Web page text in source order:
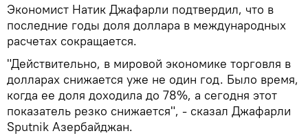
Экономист Натик Джафарли подтвердил, что в
последние годы доля доллара в международных
расчетах сокращается.
"Действительно, в мировой экономике торговля в
долларах снижается уже не один год. Было время,
когда ее доля доходила до 78%, а сегодня этот
показатель резко снижается", - сказал Джафарли
Sputnik Азербайджан.